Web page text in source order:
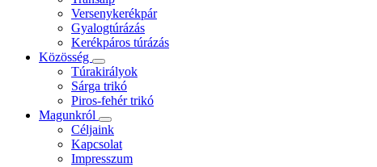
Versenykerékpár
Gyalogtúrázás
Kerékpáros túrázás
Közösség
Túrakirályok
Sárga trikó
Piros-fehér trikó
Magunkról
Céljaink
Kapcsolat
Impresszum